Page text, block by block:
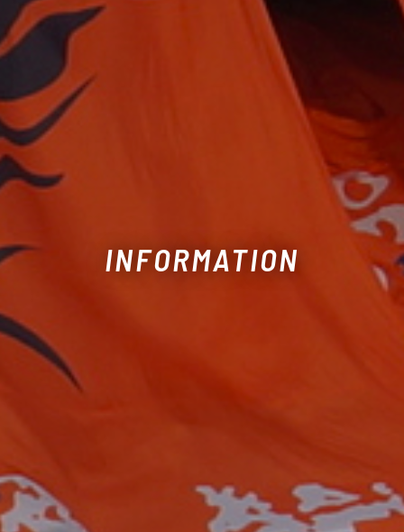
INFORMATION